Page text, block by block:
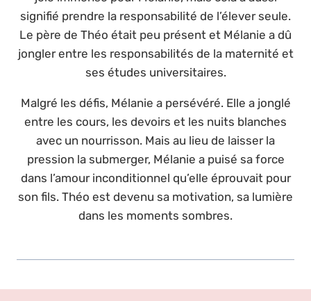
signifié prendre la responsabilité de l’élever seule.
Le père de Théo était peu présent et Mélanie a dû
jongler entre les responsabilités de la maternité et
ses études universitaires.
Malgré les défis, Mélanie a persévéré. Elle a jonglé
entre les cours, les devoirs et les nuits blanches
avec un nourrisson. Mais au lieu de laisser la
pression la submerger, Mélanie a puisé sa force
dans l’amour inconditionnel qu’elle éprouvait pour
son fils. Théo est devenu sa motivation, sa lumière
dans les moments sombres.